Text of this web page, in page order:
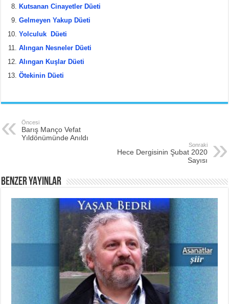
Kutsanan Cinayetler Düeti
Gelmeyen Yakup Düeti
Yolculuk Düeti
Alıngan Nesneler Düeti
Alıngan Kuşlar Düeti
Ötekinin Düeti
Öncesi
Barış Manço Vefat
Yıldönümünde Anıldı
Sonraki
Hece Dergisinin Şubat 2020
Sayısı
BENZER YAYINLAR